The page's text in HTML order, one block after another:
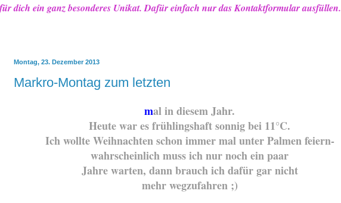
dich ein ganz besonderes Unikat. Dafür einfach nur das Kontaktformular ausfüllen.
Montag, 23. Dezember 2013
Markro-Montag zum letzten
mal in diesem Jahr.
Heute war es frühlingshaft sonnig bei 11°C.
Ich wollte Weihnachten schon immer mal unter Palmen feiern-
wahrscheinlich muss ich nur noch ein paar
Jahre warten, dann brauch ich dafür gar nicht
mehr wegzufahren ;)